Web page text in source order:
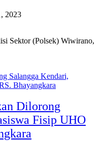
2023
Sektor (Polsek) Wiwirano,
Dilorong
Fisip UHO